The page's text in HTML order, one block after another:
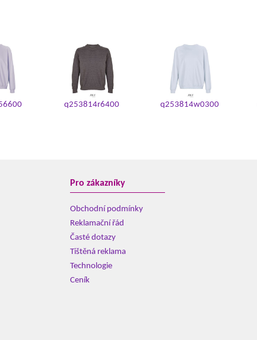
q253814r6400 q253814w0300
Pro zákazníky
Obchodní podmínky
Reklamační řád
Časté dotazy
Tištěná reklama
Technologie
Ceník